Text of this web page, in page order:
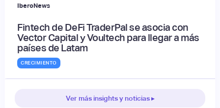
IberoNews
Fintech de DeFi TraderPal se asocia con
Vector Capital y Voultech para llegar a más
países de Latam
CRECIMIENTO
Ver más insights y noticias ▸